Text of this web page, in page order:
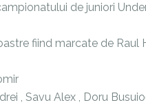
de juniori
fiind marcate de Raul
, Savu Alex , Doru